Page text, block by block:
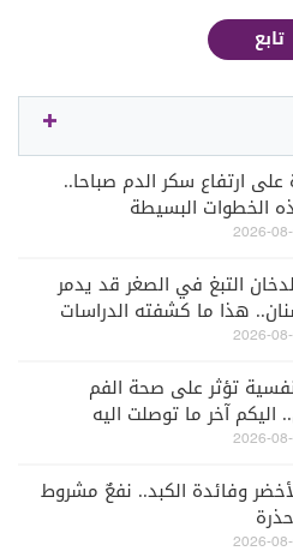
تابع
ارتفاع سكر الدم صباحا..
الخطوات البسيطة
التبغ في الصغر قد يدمر
هذا ما كشفته الدراسات
تؤثر على صحة الفم
اليكم آخر ما توصلت اليه
وفائدة الكبد.. نفعٌ مشروط